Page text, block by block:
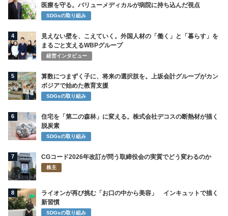
医療を守る。バリューメディカルが病院に持ち込んだ視点
SDGsの取り組み
4
見えない壁を、こえていく。外国人材の「働く」と「暮らす」を
まるごと支えるWBPグループ
経営インタビュー
5
算数につまずく子に、将来の選択肢を。上坂会計グループがカン
ボジアで始めた教育支援
SDGsの取り組み
6
住宅を「第二の森林」に変える。株式会社デコスの断熱材が描く
脱炭素
SDGsの取り組み
7 CGコード2026年改訂が問う取締役会の実質でどう変わるのか
株主
8
ライオンが再び挑む「お口の中から美容」 インキュットで描く
新習慣
SDGsの取り組み